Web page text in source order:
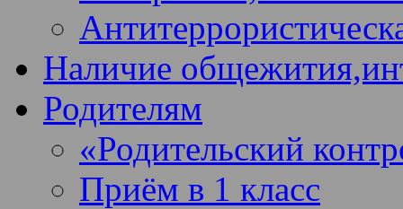
Наличие
Родителям
«Родительский
Приём в 1 класс